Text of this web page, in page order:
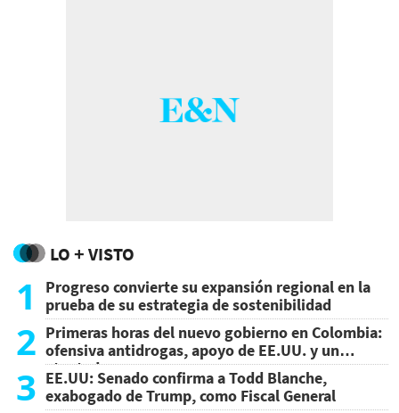
LO + VISTO
1
Progreso convierte su expansión regional en la
prueba de su estrategia de sostenibilidad
2 Primeras horas del nuevo gobierno en Colombia:
ofensiva antidrogas, apoyo de EE.UU. y un
atentado
3 EE.UU: Senado confirma a Todd Blanche,
exabogado de Trump, como Fiscal General